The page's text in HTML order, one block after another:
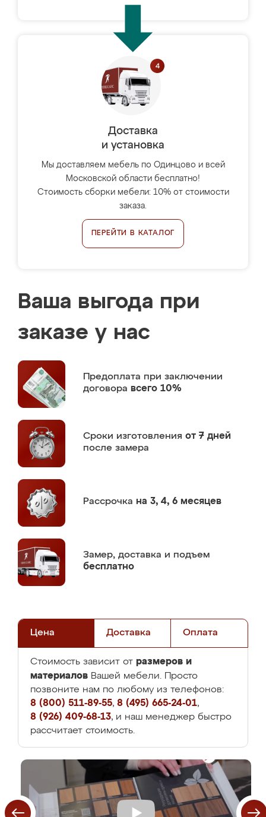
Доставка
и установка
Мы доставляем мебель по Одинцово и всей
Московской области бесплатно!
Стоимость сборки мебели: 10% от стоимости
заказа.
ПЕРЕЙТИ В КАТАЛОГ
Ваша выгода при
заказе у нас
Предоплата при заключении
договора всего 10%
Сроки изготовления от 7 дней
после замера
Рассрочка на 3, 4, 6 месяцев
Замер, доставка и подъем
бесплатно
Цена Доставка Оплата
Стоимость зависит от размеров и
материалов Вашей мебели. Просто
позвоните нам по любому из телефонов:
8 (800) 511-89-55, 8 (495) 665-24-01,
8 (926) 409-68-13, и наш менеджер быстро
рассчитает стоимость.